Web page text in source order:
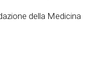
della Medicina